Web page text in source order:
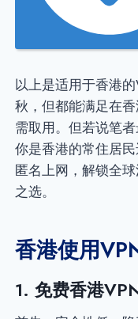
以上是适用于香港
秋，但都能满足在
需取用。但若说笔
你是香港的常住居
匿名上网，解锁全
之选。
香港使用
1. 免费香港